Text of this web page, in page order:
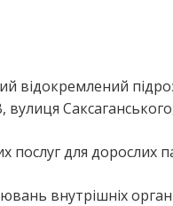
відокремлений
для дорослих
внутрішніх